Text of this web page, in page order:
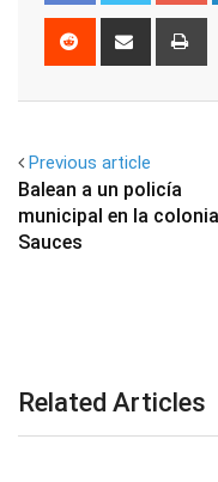
Reddit
Share
Previous article
Balean a un policía
municipal en la colonia
Sauces
Related Articles